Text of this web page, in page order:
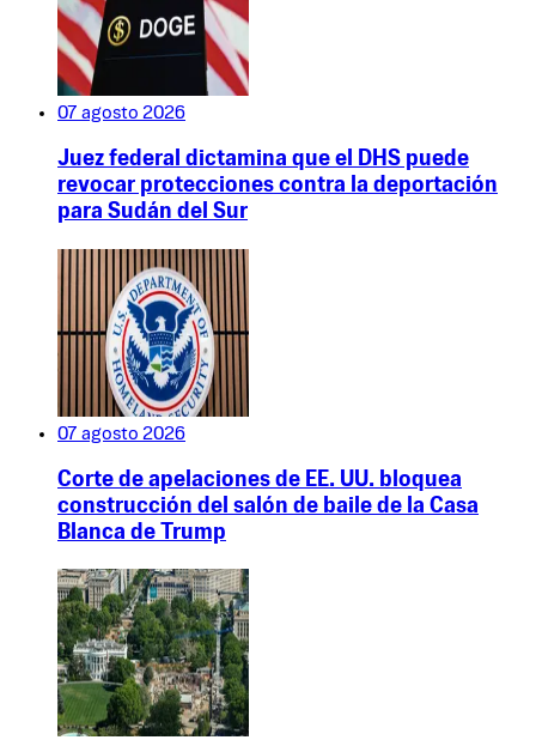
07 agosto 2026
Juez federal dictamina que el DHS puede
revocar protecciones contra la deportación
para Sudán del Sur
07 agosto 2026
Corte de apelaciones de EE. UU. bloquea
construcción del salón de baile de la Casa
Blanca de Trump